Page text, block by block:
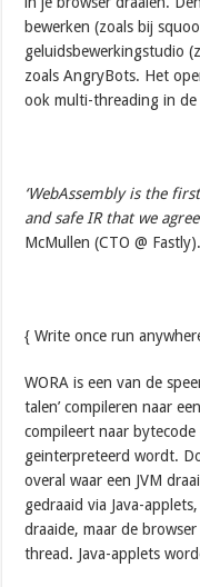
bewerken (zoals bij
geluidsbewerkingstudio
zoals AngryBots. Het
ook multi-threading in de
‘WebAssembly is the
and safe IR that we
McMullen (CTO @ Fastly).
{ Write once run
WORA is een van de
talen’ compileren naar
compileert naar
geinterpreteerd wordt.
overal waar een JVM
gedraaid via Java-
draaide, maar de
thread. Java-applets